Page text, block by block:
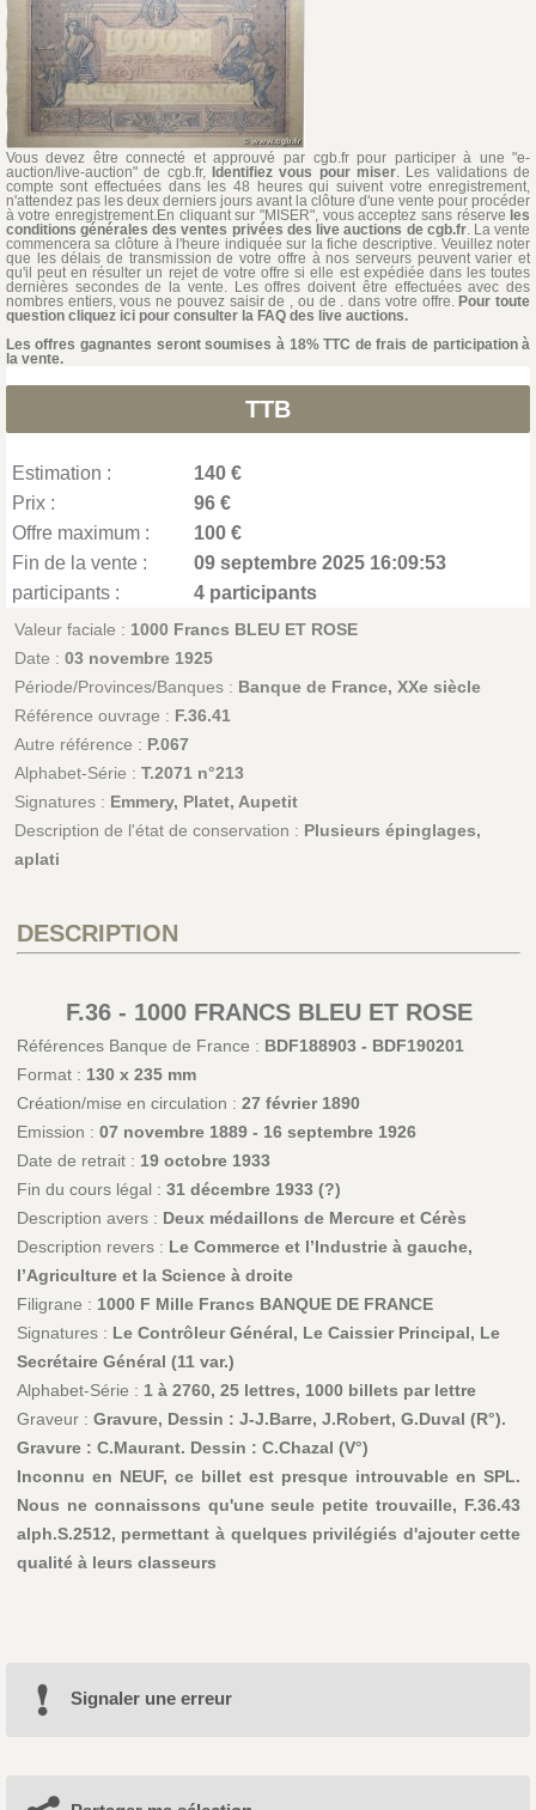
Vous devez être connecté et approuvé par cgb.fr pour participer à une "e-
auction/live-auction" de cgb.fr, Identifiez vous pour miser. Les validations de
compte sont effectuées dans les 48 heures qui suivent votre enregistrement,
n'attendez pas les deux derniers jours avant la clôture d'une vente pour procéder
à votre enregistrement.En cliquant sur "MISER", vous acceptez sans réserve les
conditions générales des ventes privées des live auctions de cgb.fr. La vente
commencera sa clôture à l'heure indiquée sur la fiche descriptive. Veuillez noter
que les délais de transmission de votre offre à nos serveurs peuvent varier et
qu'il peut en résulter un rejet de votre offre si elle est expédiée dans les toutes
dernières secondes de la vente. Les offres doivent être effectuées avec des
nombres entiers, vous ne pouvez saisir de , ou de . dans votre offre. Pour toute
question cliquez ici pour consulter la FAQ des live auctions.
Les offres gagnantes seront soumises à 18% TTC de frais de participation à
la vente.
TTB
Estimation :
140 €
Prix :
96 €
Offre maximum :
100 €
Fin de la vente :
09 septembre 2025 16:09:53
participants :
4 participants
Valeur faciale : 1000 Francs BLEU ET ROSE
Date : 03 novembre 1925
Période/Provinces/Banques : Banque de France, XXe siècle
Référence ouvrage : F.36.41
Autre référence : P.067
Alphabet-Série : T.2071 n°213
Signatures : Emmery, Platet, Aupetit
Description de l'état de conservation : Plusieurs épinglages,
aplati
DESCRIPTION
F.36 - 1000 FRANCS BLEU ET ROSE
Références Banque de France : BDF188903 - BDF190201
Format : 130 x 235 mm
Création/mise en circulation : 27 février 1890
Emission : 07 novembre 1889 - 16 septembre 1926
Date de retrait : 19 octobre 1933
Fin du cours légal : 31 décembre 1933 (?)
Description avers : Deux médaillons de Mercure et Cérès
Description revers : Le Commerce et l’Industrie à gauche,
l’Agriculture et la Science à droite
Filigrane : 1000 F Mille Francs BANQUE DE FRANCE
Signatures : Le Contrôleur Général, Le Caissier Principal, Le
Secrétaire Général (11 var.)
Alphabet-Série : 1 à 2760, 25 lettres, 1000 billets par lettre
Graveur : Gravure, Dessin : J-J.Barre, J.Robert, G.Duval (R°).
Gravure : C.Maurant. Dessin : C.Chazal (V°)
Inconnu en NEUF, ce billet est presque introuvable en SPL.
Nous ne connaissons qu'une seule petite trouvaille, F.36.43
alph.S.2512, permettant à quelques privilégiés d'ajouter cette
qualité à leurs classeurs
Signaler une erreur